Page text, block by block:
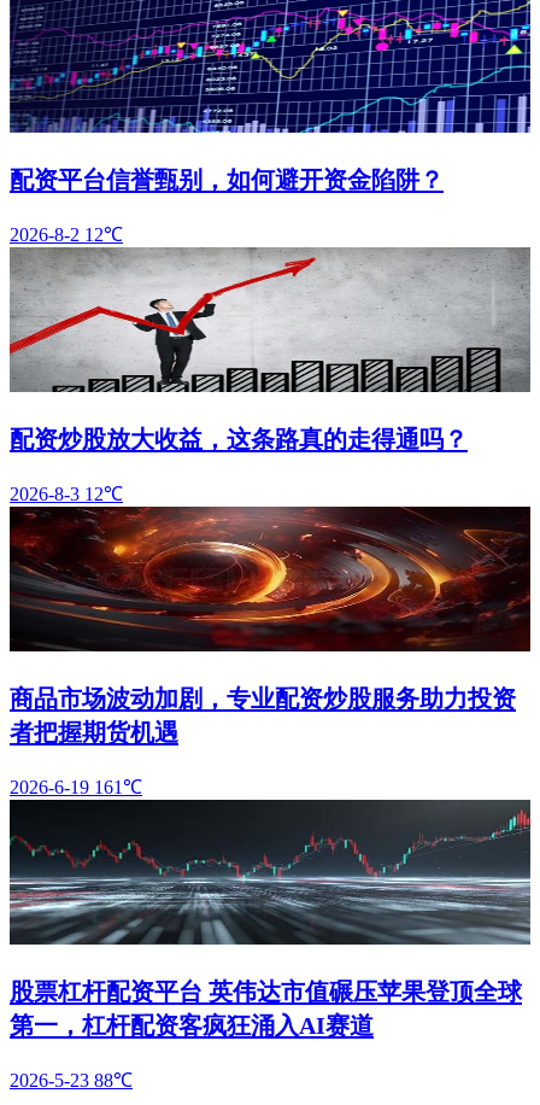
配资平台信誉甄别，如何避开资金陷阱？
2026-8-2 12℃
配资炒股放大收益，这条路真的走得通吗？
2026-8-3 12℃
商品市场波动加剧，专业配资炒股服务助力投资
者把握期货机遇
2026-6-19 161℃
股票杠杆配资平台 英伟达市值碾压苹果登顶全球
第一，杠杆配资客疯狂涌入AI赛道
2026-5-23 88℃